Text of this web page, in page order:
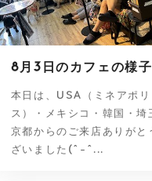
8月3日のカフェの様子
本日は、USA（ミネアポリ
ス）・メキシコ・韓国・埼
京都からのご来店ありがと
ざいました(^-^...